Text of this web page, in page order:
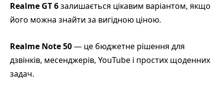
Realme GT 6залишається цікавим варіантом, якщо
його можна знайти за вигідною ціною.
Realme Note 50— це бюджетне рішення для
дзвінків, месенджерів, YouTube і простих щоденних
задач.